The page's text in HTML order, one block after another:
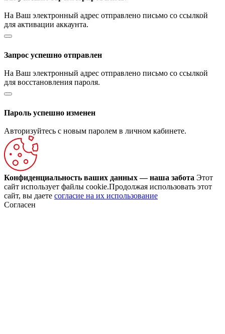
На Ваш электронный адрес отправлено письмо со ссылкой
для активации аккаунта.
Запрос успешно отправлен
На Ваш электронный адрес отправлено письмо со ссылкой
для восстановления пароля.
Пароль успешно изменен
Авторизуйтесь с новым паролем в личном кабинете.
Конфиденциальность ваших данных — наша забота Этот
сайт использует файлы cookie.Продолжая использовать этот
сайт, вы даете согласие на их использование
Согласен